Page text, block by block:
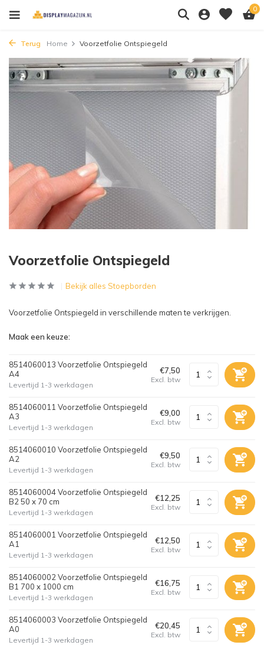
0
Terug Home Voorzetfolie Ontspiegeld
Voorzetfolie Ontspiegeld
Bekijk alles Stoepborden
Voorzetfolie Ontspiegeld in verschillende maten te verkrijgen.
Maak een keuze:
8514060013 Voorzetfolie Ontspiegeld
A4
Levertijd 1-3 werkdagen
€7,50
Excl. btw
8514060011 Voorzetfolie Ontspiegeld
A3
Levertijd 1-3 werkdagen
€9,00
Excl. btw
8514060010 Voorzetfolie Ontspiegeld
A2
Levertijd 1-3 werkdagen
€9,50
Excl. btw
8514060004 Voorzetfolie Ontspiegeld
B2 50 x 70 cm
Levertijd 1-3 werkdagen
€12,25
Excl. btw
8514060001 Voorzetfolie Ontspiegeld
A1
Levertijd 1-3 werkdagen
€12,50
Excl. btw
8514060002 Voorzetfolie Ontspiegeld
B1 700 x 1000 cm
Levertijd 1-3 werkdagen
€16,75
Excl. btw
8514060003 Voorzetfolie Ontspiegeld
A0
Levertijd 1-3 werkdagen
€20,45
Excl. btw